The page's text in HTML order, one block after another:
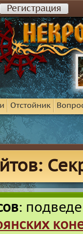
Регистрация
Отстойник
: